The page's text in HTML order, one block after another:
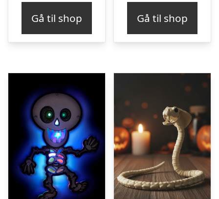
Gå til shop Gå til shop